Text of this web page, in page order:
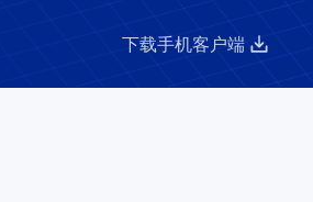
下载手机客户端